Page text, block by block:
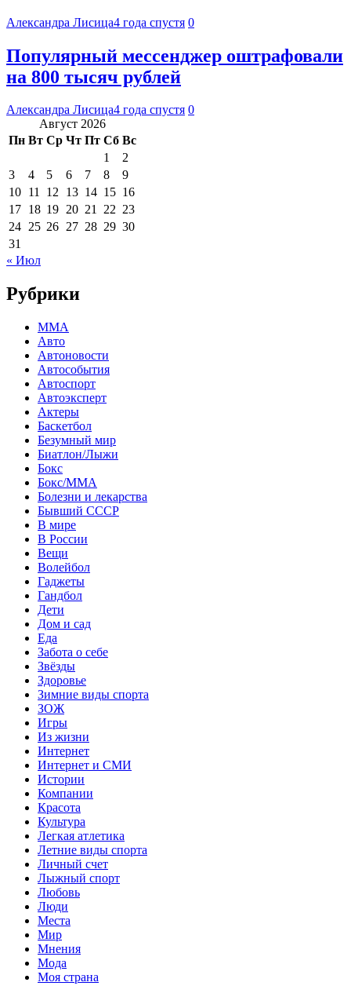
Александра Лисица4 года спустя 0
Популярный мессенджер оштрафовали
на 800 тысяч рублей
Александра Лисица4 года спустя 0
Август 2026
Пн Вт Ср Чт Пт Сб Вс
1
2
3
4 5 6 7 8
9
10 11 12 13 14 15 16
17 18 19 20 21 22 23
24 25 26 27 28 29 30
31
« Июл
Рубрики
MMA
Авто
Автоновости
Автособытия
Автоспорт
Автоэксперт
Актеры
Баскетбол
Безумный мир
Биатлон/Лыжи
Бокс
Бокс/MMA
Болезни и лекарства
Бывший СССР
В мире
В России
Вещи
Волейбол
Гаджеты
Гандбол
Дети
Дом и сад
Еда
Забота о себе
Звёзды
Здоровье
Зимние виды спорта
ЗОЖ
Игры
Из жизни
Интернет
Интернет и СМИ
Истории
Компании
Красота
Культура
Легкая атлетика
Летние виды спорта
Личный счет
Лыжный спорт
Любовь
Люди
Места
Мир
Мнения
Мода
Моя страна